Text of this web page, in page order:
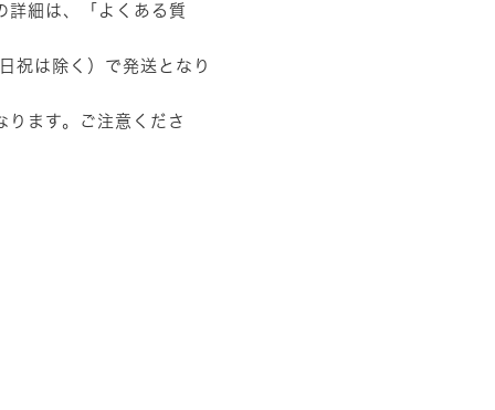
細は、
「よくある質
祝は除く）で発送となり
ます。ご注意くださ